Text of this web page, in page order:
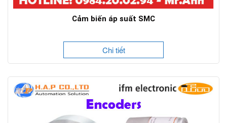
Cảm biến áp suất SMC
Chi tiết